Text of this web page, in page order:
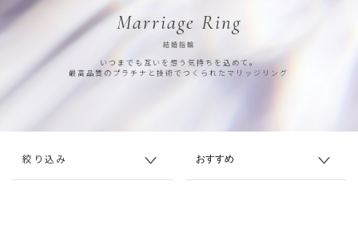
Marriage Ring
結婚指輪
いつまでも互いを想う気持ちを込めて。
最高品質のプラチナと技術でつくられたマリッジリング
絞り込み